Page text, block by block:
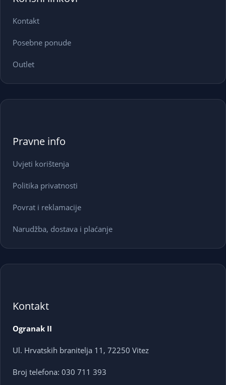
Kontakt
Posebne ponude
Outlet
Pravne info
Uvjeti korištenja
Politika privatnosti
Povrat i reklamacije
Narudžba, dostava i plaćanje
Kontakt
Ogranak II
Ul. Hrvatskih branitelja 11, 72250 Vitez
Broj telefona: 030 711 393